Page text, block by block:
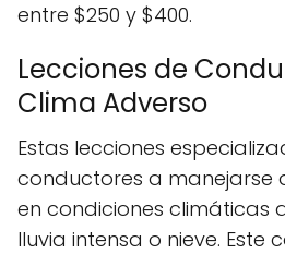
entre $250 y $400.
Lecciones de
Clima Adverso
Estas lecciones
conductores a manejarse
en condiciones climáticas
lluvia intensa o nieve. Este